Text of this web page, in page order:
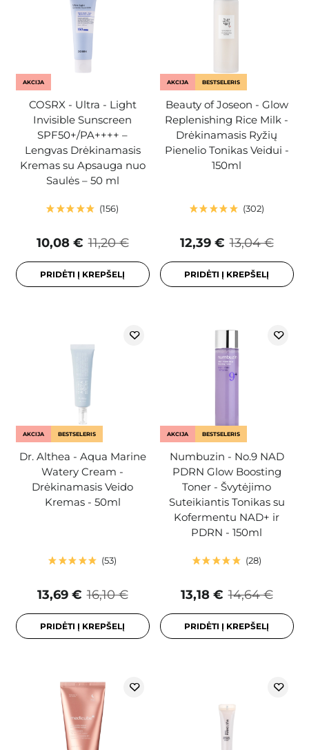
AKCIJA
COSRX - Ultra - Light
Invisible Sunscreen
SPF50+/PA++++ –
Lengvas Drėkinamasis
Kremas su Apsauga nuo
Saulės – 50 ml
156
11,20 €
10,08 €
PRIDĖTI Į KREPŠELĮ
AKCIJA BESTSELERIS
Beauty of Joseon - Glow
Replenishing Rice Milk -
Drėkinamasis Ryžių
Pienelio Tonikas Veidui -
150ml
302
13,04 €
12,39 €
PRIDĖTI Į KREPŠELĮ
AKCIJA BESTSELERIS
Dr. Althea - Aqua Marine
Watery Cream -
Drėkinamasis Veido
Kremas - 50ml
53
16,10 €
13,69 €
PRIDĖTI Į KREPŠELĮ
AKCIJA BESTSELERIS
Numbuzin - No.9 NAD
PDRN Glow Boosting
Toner - Švytėjimo
Suteikiantis Tonikas su
Kofermentu NAD+ ir
PDRN - 150ml
28
14,64 €
13,18 €
PRIDĖTI Į KREPŠELĮ